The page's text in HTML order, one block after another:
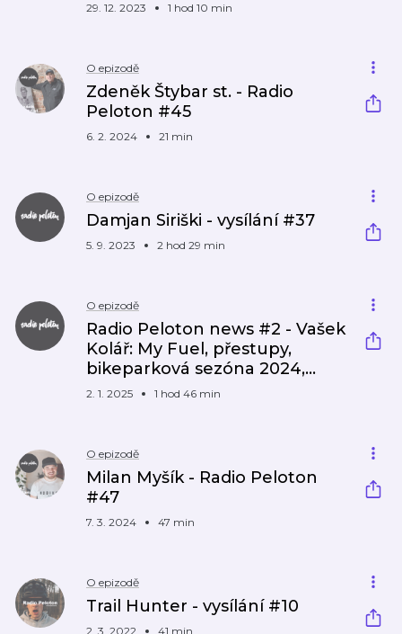
29. 12. 2023 1 hod 10 min
O epizodě
Zdeněk Štybar st. - Radio
Peloton #45
6. 2. 2024 21 min
O epizodě
Damjan Siriški - vysílání #37
5. 9. 2023 2 hod 29 min
O epizodě
Radio Peloton news #2 - Vašek
Kolář: My Fuel, přestupy,
bikeparková sezóna 2024,...
2. 1. 2025 1 hod 46 min
O epizodě
Milan Myšík - Radio Peloton
#47
7. 3. 2024 47 min
O epizodě
Trail Hunter - vysílání #10
2. 3. 2022 41 min